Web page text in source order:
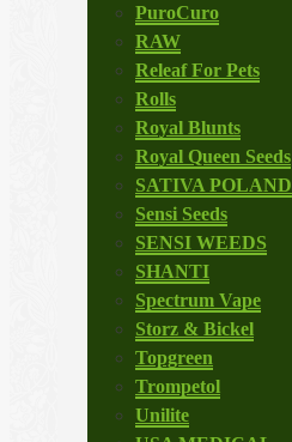
PuroCuro
RAW
Releaf For Pets
Rolls
Royal Blunts
Royal Queen Seeds
SATIVA POLAND
Sensi Seeds
SENSI WEEDS
SHANTI
Spectrum Vape
Storz & Bickel
Topgreen
Trompetol
Unilite